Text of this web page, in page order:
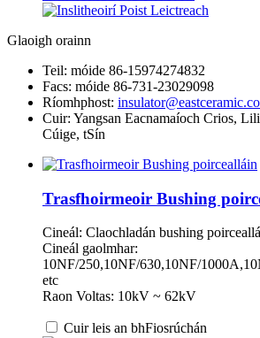
Glaoigh orainn
Teil: móide 86-15974274832
Facs: móide 86-731-23029098
Ríomhphost:
Cuir: Yangsan Eacnamaíoch Crios,
Cúige, tSín
Trasfhoirmeoir Bushing
Cineál: Claochladán bushing
Cineál gaolmhar:
10NF/250,10NF/630,10NF/
etc
Raon Voltas: 10kV ~ 62kV
Cuir leis an bhFiosrúchán